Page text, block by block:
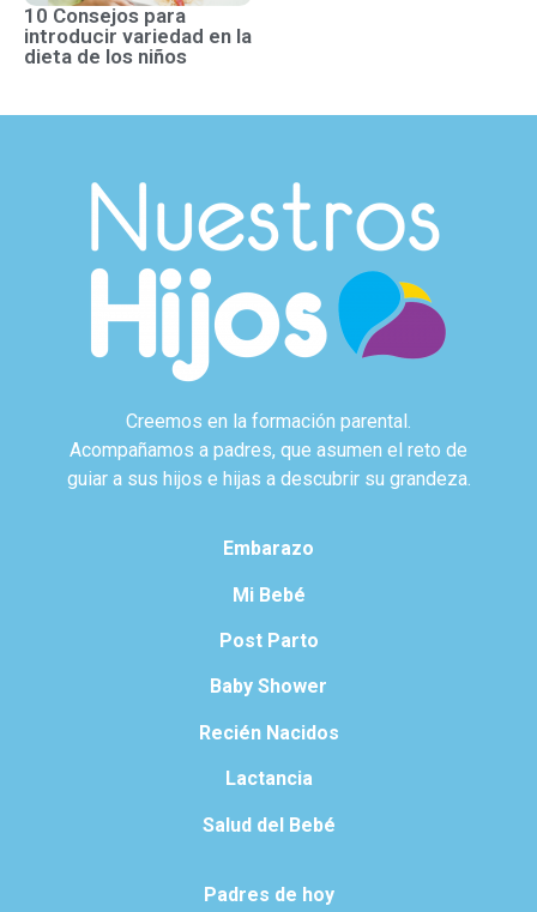
10 Consejos para
introducir variedad en la
dieta de los niños
Creemos en la formación parental.
Acompañamos a padres, que asumen el reto de
guiar a sus hijos e hijas a descubrir su grandeza.
Embarazo
Mi Bebé
Post Parto
Baby Shower
Recién Nacidos
Lactancia
Salud del Bebé
Padres de hoy